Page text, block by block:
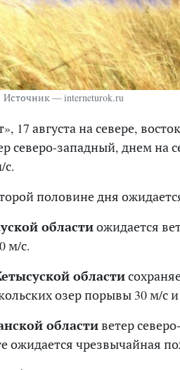
Источник — interneturok.ru
17 августа на севере,
северо-западный, днем на
с.
половине дня
областиожидается
м/с.
области
озер порывы 30 м/с и
областиветер
ожидается чрезвычайная